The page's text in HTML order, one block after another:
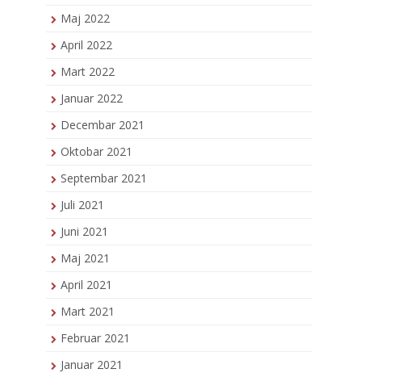
Maj 2022
April 2022
Mart 2022
Januar 2022
Decembar 2021
Oktobar 2021
Septembar 2021
Juli 2021
Juni 2021
Maj 2021
April 2021
Mart 2021
Februar 2021
Januar 2021